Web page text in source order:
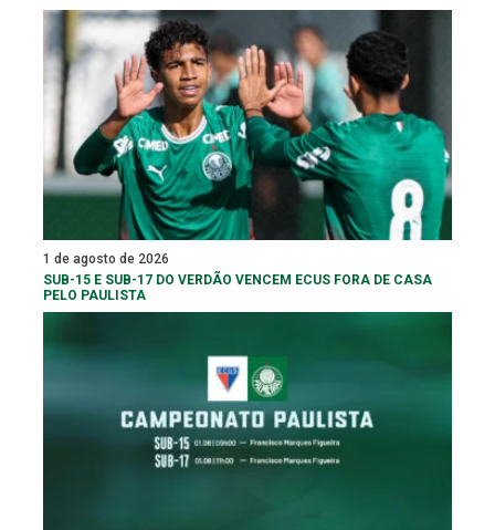
1 de agosto de 2026
SUB-15 E SUB-17 DO VERDÃO VENCEM ECUS FORA DE CASA
PELO PAULISTA